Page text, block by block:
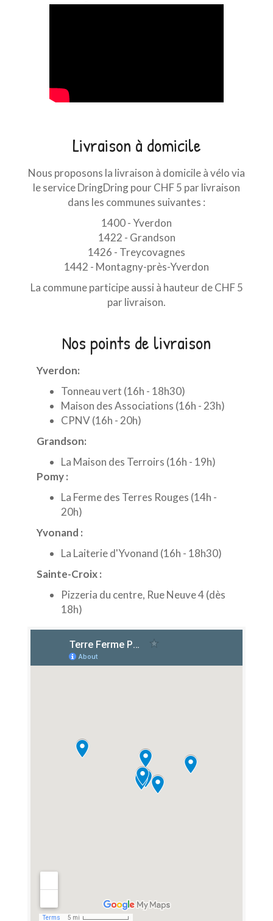
Livraison à domicile
Nous proposons la livraison à domicile à vélo via
le service DringDring pour CHF 5 par livraison
dans les communes suivantes :
1400 - Yverdon
1422 - Grandson
1426 - Treycovagnes
1442 - Montagny-près-Yverdon
La commune participe aussi à hauteur de CHF 5
par livraison.
Nos points de livraison
Yverdon:
Tonneau vert (16h - 18h30)
Maison des Associations (16h - 23h)
CPNV (16h - 20h)
Grandson:
La Maison des Terroirs (16h - 19h)
Pomy :
La Ferme des Terres Rouges (14h -
20h)
Yvonand :
La Laiterie d'Yvonand (16h - 18h30)
Sainte-Croix :
Pizzeria du centre, Rue Neuve 4 (dès
18h)